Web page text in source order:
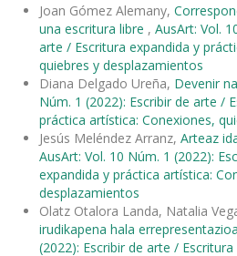
Joan Gómez Alemany,
una escritura libre , AusArt: Vol.
arte / Escritura expandida y
quiebres y desplazamientos
Diana Delgado Ureña, Devenir
Núm. 1 (2022): Escribir de arte /
práctica artística: Conexiones,
Jesús Meléndez Arranz, Arteaz
AusArt: Vol. 10 Núm. 1 (2022):
expandida y práctica artística:
desplazamientos
Olatz Otalora Landa, Natalia
irudikapena hala errepresentazioa
(2022): Escribir de arte /